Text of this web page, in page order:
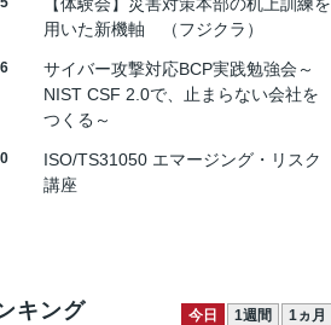
用いた新機軸 （フジクラ）
サイバー攻撃対応BCP実践勉強会～
NIST CSF 2.0で、止まらない会社を
つくる～
ISO/TS31050 エマージング・リスク
講座
キング 今日 1週間 1ヵ月